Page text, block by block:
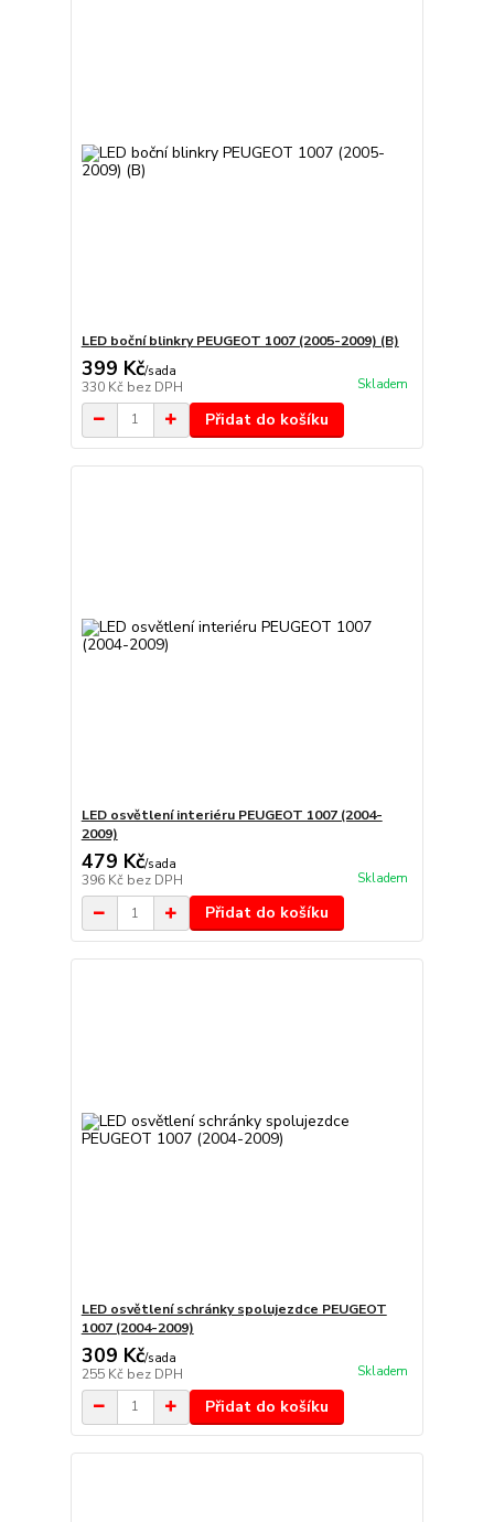
LED boční blinkry PEUGEOT 1007 (2005-2009) (B)
399 Kč/sada
330 Kč bez DPH Skladem
Přidat do košíku
LED osvětlení interiéru PEUGEOT 1007 (2004-
2009)
479 Kč/sada
396 Kč bez DPH Skladem
Přidat do košíku
LED osvětlení schránky spolujezdce PEUGEOT
1007 (2004-2009)
309 Kč/sada
255 Kč bez DPH Skladem
Přidat do košíku